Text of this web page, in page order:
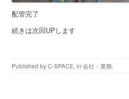
配管完了
続きは次回UPします
Published byC-SPACE, in 会社・業務.